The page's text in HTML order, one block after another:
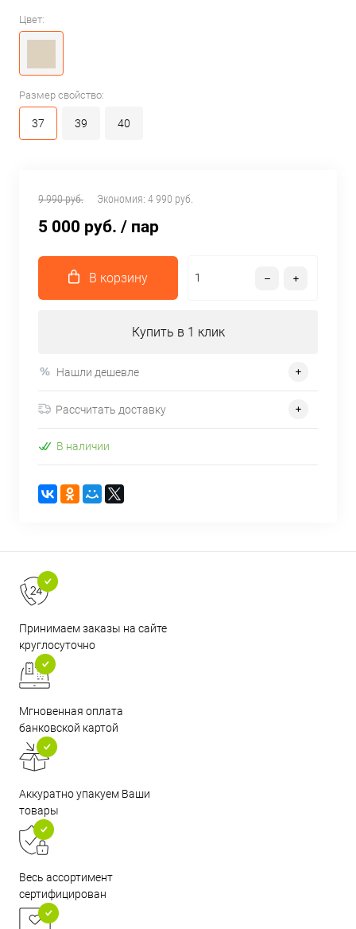
Цвет:
Размер свойство:
37 39 40
9 990 руб. Экономия: 4 990 руб.
5 000 руб. / пар
В корзину
Купить в 1 клик
Нашли дешевле
Рассчитать доставку
В наличии
Принимаем заказы на сайте
круглосуточно
Мгновенная оплата
банковской картой
Аккуратно упакуем Ваши
товары
Весь ассортимент
сертифицирован